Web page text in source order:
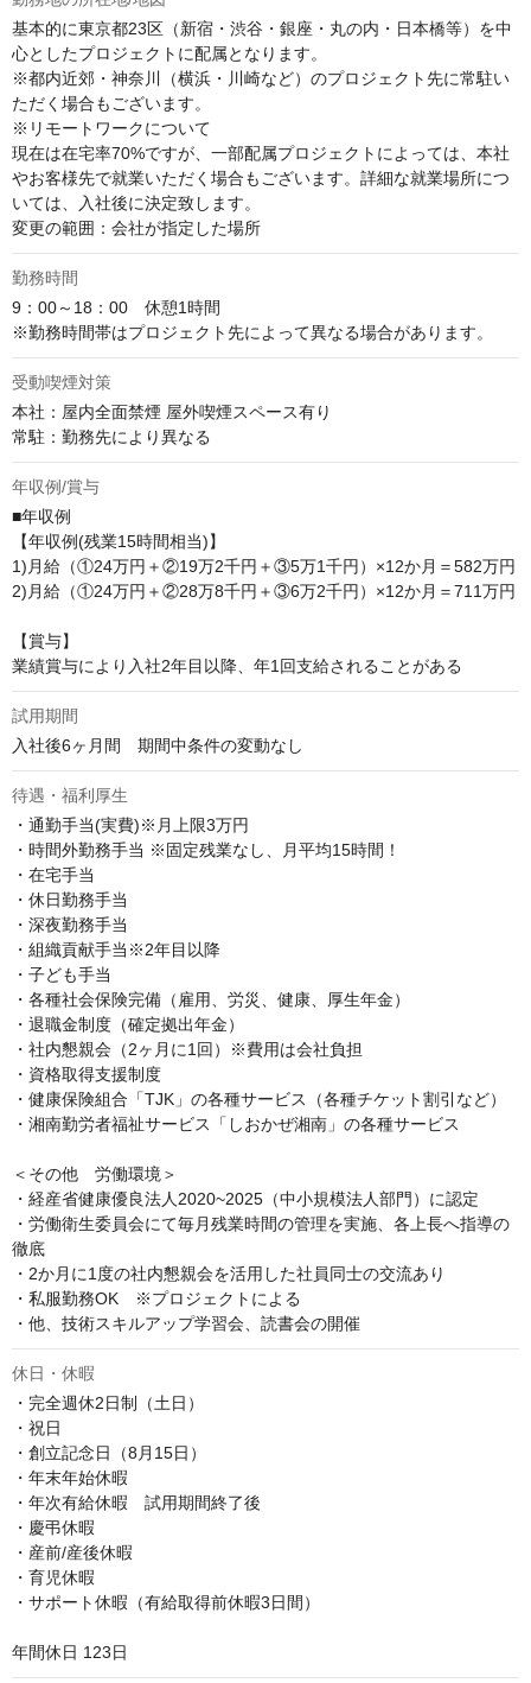
基本的に東京都23区（新宿・渋谷・銀座・丸の内・日本橋等）を中
心としたプロジェクトに配属となります。
※都内近郊・神奈川（横浜・川崎など）のプロジェクト先に常駐い
ただく場合もございます。
※リモートワークについて
現在は在宅率70%ですが、⼀部配属プロジェクトによっては、本社
やお客様先で就業いただく場合もございます。詳細な就業場所につ
いては、⼊社後に決定致します。
変更の範囲：会社が指定した場所
勤務時間
9：00～18：00　休憩1時間
※勤務時間帯はプロジェクト先によって異なる場合があります。
受動喫煙対策
本社：屋内全面禁煙 屋外喫煙スペース有り
常駐：勤務先により異なる
年収例/賞与
■年収例
【年収例(残業15時間相当)】
1)月給（①24万円＋②19万2千円＋③5万1千円）×12か月＝582万円
2)月給（①24万円＋②28万8千円＋③6万2千円）×12か月＝711万円
【賞与】
業績賞与により入社2年目以降、年1回支給されることがある
試用期間
入社後6ヶ月間　期間中条件の変動なし
待遇・福利厚生
・通勤手当(実費)※月上限3万円
・時間外勤務手当 ※固定残業なし、⽉平均15時間！
・在宅手当
・休日勤務手当
・深夜勤務手当
・組織貢献手当※2年目以降
・子ども手当
・各種社会保険完備（雇用、労災、健康、厚生年金）
・退職金制度（確定拠出年金）
・社内懇親会（2ヶ月に1回）※費用は会社負担
・資格取得支援制度
・健康保険組合「TJK」の各種サービス（各種チケット割引など）
・湘南勤労者福祉サービス「しおかぜ湘南」の各種サービス
＜その他　労働環境＞
・経産省健康優良法人2020~2025（中小規模法人部門）に認定
・労働衛生委員会にて毎月残業時間の管理を実施、各上長へ指導の
徹底
・2か月に1度の社内懇親会を活用した社員同士の交流あり
・私服勤務OK　※プロジェクトによる
・他、技術スキルアップ学習会、読書会の開催
休日・休暇
・完全週休2日制（土日）
・祝日
・創立記念日（8月15日）
・年末年始休暇
・年次有給休暇　試用期間終了後
・慶弔休暇
・産前/産後休暇
・育児休暇
・サポート休暇（有給取得前休暇3日間）
年間休日 123日